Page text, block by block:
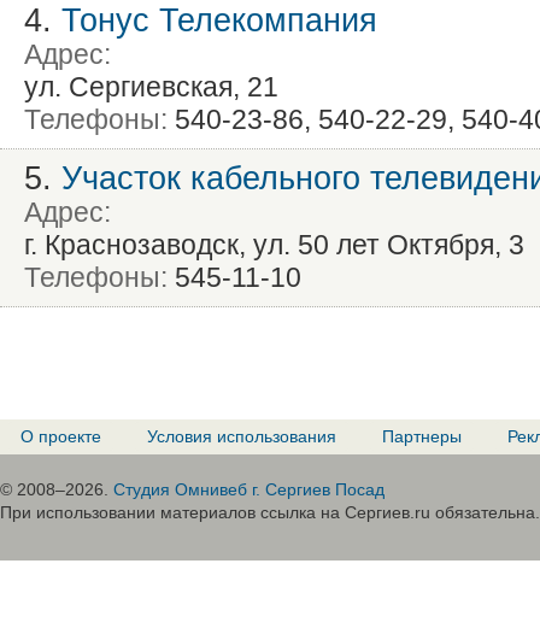
4. Тонус Телекомпания
Адрес:
ул. Сергиевская, 21
Телефоны: 540-23-86, 540-22-29, 540-
5. Участок кабельного
Адрес:
г. Краснозаводск, ул. 50 лет Октября, 3
Телефоны: 545-11-10
О проекте Условия использования Партнеры
© 2008–2026. Студия Омнивеб г. Сергиев Посад
При использовании материалов ссылка на Сергиев.ru обязательна.